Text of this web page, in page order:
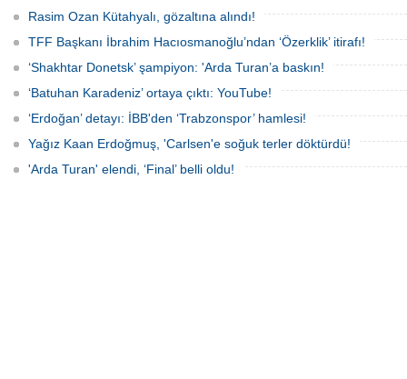
Rasim Ozan Kütahyalı, gözaltına alındı!
TFF Başkanı İbrahim Hacıosmanoğlu’ndan ‘Özerklik’ itirafı!
‘Shakhtar Donetsk’ şampiyon: 'Arda Turan’a baskın!
‘Batuhan Karadeniz’ ortaya çıktı: YouTube!
‘Erdoğan’ detayı: İBB'den ‘Trabzonspor’ hamlesi!
Yağız Kaan Erdoğmuş, 'Carlsen'e soğuk terler döktürdü!
'Arda Turan' elendi, ‘Final’ belli oldu!